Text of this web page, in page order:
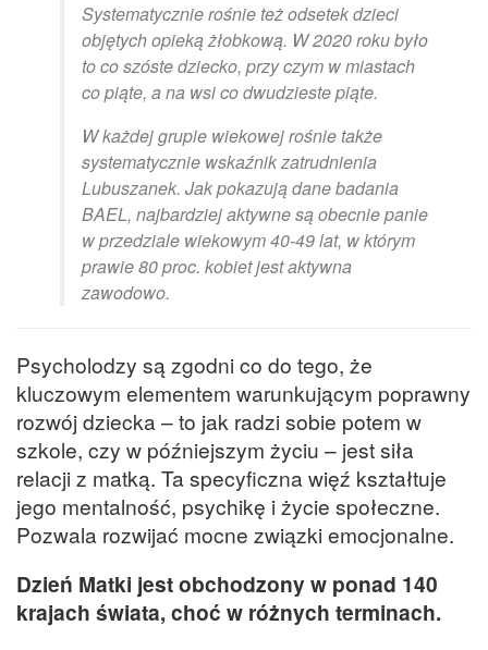
Systematycznie rośnie też odsetek dzieci
objętych opieką żłobkową. W 2020 roku było
to co szóste dziecko, przy czym w miastach
co piąte, a na wsi co dwudzieste piąte.
W każdej grupie wiekowej rośnie także
systematycznie wskaźnik zatrudnienia
Lubuszanek. Jak pokazują dane badania
BAEL, najbardziej aktywne są obecnie panie
w przedziale wiekowym 40-49 lat, w którym
prawie 80 proc. kobiet jest aktywna
zawodowo.
Psycholodzy są zgodni co do tego, że
kluczowym elementem warunkującym poprawny
rozwój dziecka – to jak radzi sobie potem w
szkole, czy w późniejszym życiu – jest siła
relacji z matką. Ta specyficzna więź kształtuje
jego mentalność, psychikę i życie społeczne.
Pozwala rozwijać mocne związki emocjonalne.
Dzień Matki jest obchodzony w ponad 140
krajach świata, choć w różnych terminach.